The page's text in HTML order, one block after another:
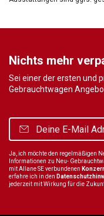
Nichts mehr
Sei einer der ersten und
Gebrauchtwagen
Ja, ich möchte den regelmäßigen
Informationen zu Neu-
mit Allane SE verbundenen
erfahre ich in den
jederzeit mit Wirkung für die